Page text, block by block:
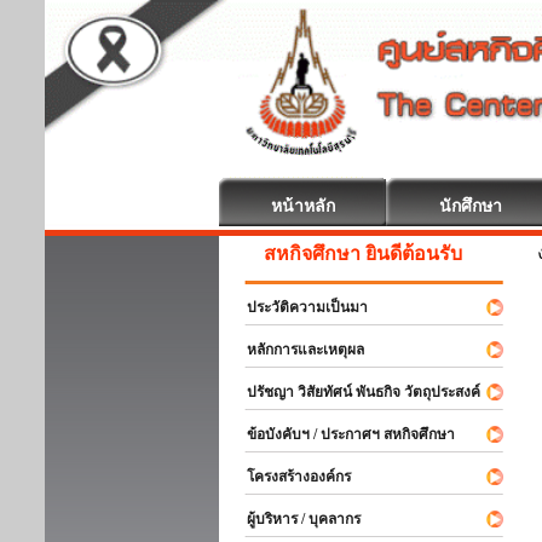
หน้าหลัก นักศึกษา
สหกิจศึกษา ยินดีต้อนรับ
ประวัติความเป็นมา
หลักการและเหตุผล
ปรัชญา วิสัยทัศน์ พันธกิจ วัตถุประสงค์
ข้อบังคับฯ / ประกาศฯ สหกิจศึกษา
โครงสร้างองค์กร
ผู้บริหาร / บุคลากร